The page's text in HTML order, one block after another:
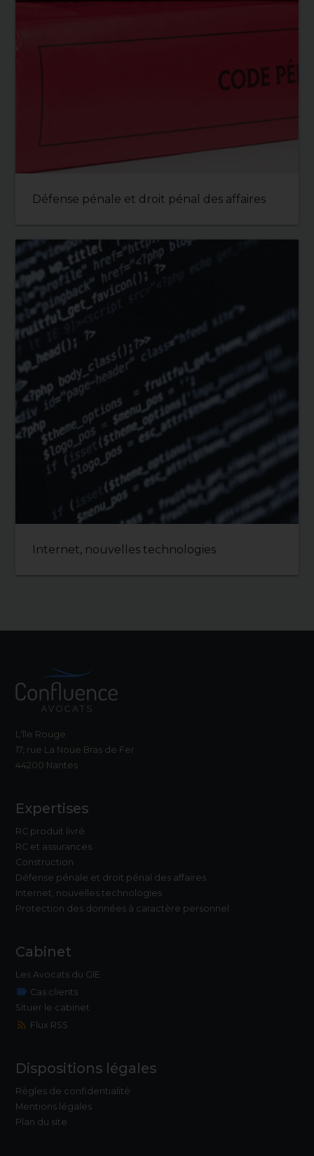
Défense pénale et droit pénal des affaires
Internet, nouvelles technologies
L'île Rouge
17, rue La Noüe Bras de Fer
44200 Nantes
Expertises
RC produit livré
RC et assurances
Construction
Défense pénale et droit pénal des affaires
Internet, nouvelles technologies
Protection des données à caractère personnel
Cabinet
Les Avocats du GIE
label Cas clients
Situer le cabinet
rss_feed Flux RSS
Dispositions légales
Règles de confidentialité
Mentions légales
Plan du site